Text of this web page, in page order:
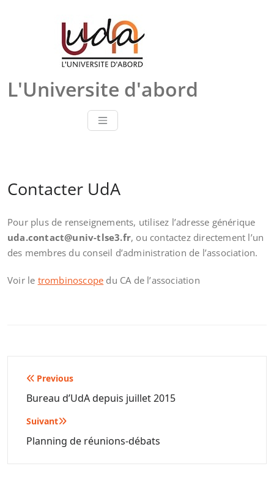
L'Universite d'abord
Contacter UdA
Pour plus de renseignements, utilisez l’adresse générique
uda.contact@univ-tlse3.fr, ou contactez directement l’un
des membres du conseil d’administration de l’association.
Voir le trombinoscope du CA de l’association
Navigation
de
l’article
Previous
Bureau d’UdA depuis juillet 2015
Suivant
Planning de réunions-débats